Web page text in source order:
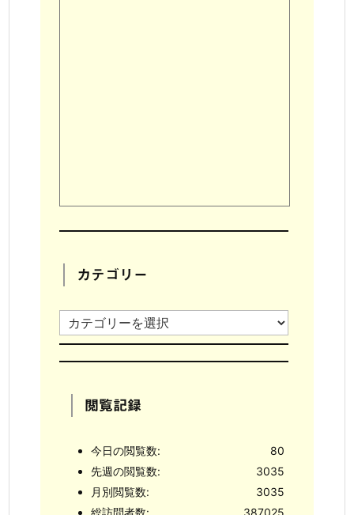
カテゴリー
カ
テ
リ
ー
閲覧記録
80
今日の閲覧数:
3035
先週の閲覧数:
3035
月別閲覧数:
387025
総訪問者数: